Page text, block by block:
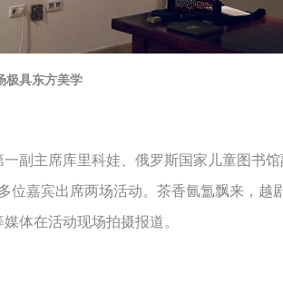
极具东方美学
主席库里科娃、俄罗斯国家儿童图书
嘉宾出席两场活动。茶香氤氲飘来，
体在活动现场拍摄报道。